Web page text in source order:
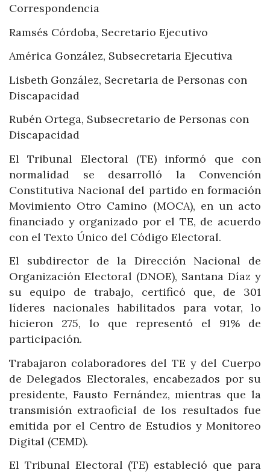
Correspondencia
Ramsés Córdoba, Secretario Ejecutivo
América González, Subsecretaria Ejecutiva
Lisbeth González, Secretaria de Personas con
Discapacidad
Rubén Ortega, Subsecretario de Personas con
Discapacidad
El Tribunal Electoral (TE) informó que con
normalidad se desarrolló la Convención
Constitutiva Nacional del partido en formación
Movimiento Otro Camino (MOCA), en un acto
financiado y organizado por el TE, de acuerdo
con el Texto Único del Código Electoral.
El subdirector de la Dirección Nacional de
Organización Electoral (DNOE), Santana Díaz y
su equipo de trabajo, certificó que, de 301
líderes nacionales habilitados para votar, lo
hicieron 275, lo que representó el 91% de
participación.
Trabajaron colaboradores del TE y del Cuerpo
de Delegados Electorales, encabezados por su
presidente, Fausto Fernández, mientras que la
transmisión extraoficial de los resultados fue
emitida por el Centro de Estudios y Monitoreo
Digital (CEMD).
El Tribunal Electoral (TE) estableció que para